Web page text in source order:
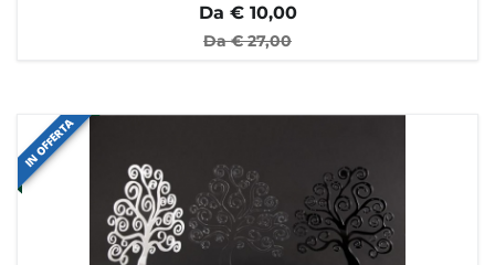
Da €10,00
Da €27,00
IN OFFERTA